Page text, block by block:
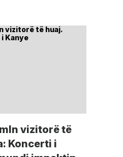
vizitorë të
Koncerti i